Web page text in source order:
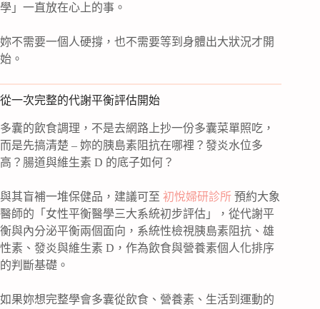
學」一直放在心上的事。
妳不需要一個人硬撐，也不需要等到身體出大狀況才開
始。
從一次完整的代謝平衡評估開始
多囊的飲食調理，不是去網路上抄一份多囊菜單照吃，
而是先搞清楚 – 妳的胰島素阻抗在哪裡？發炎水位多
高？腸道與維生素 D 的底子如何？
與其盲補一堆保健品，建議可至 初悅婦研診所 預約大象
醫師的「女性平衡醫學三大系統初步評估」，從代謝平
衡與內分泌平衡兩個面向，系統性檢視胰島素阻抗、雄
性素、發炎與維生素 D，作為飲食與營養素個人化排序
的判斷基礎。
如果妳想完整學會多囊從飲食、營養素、生活到運動的